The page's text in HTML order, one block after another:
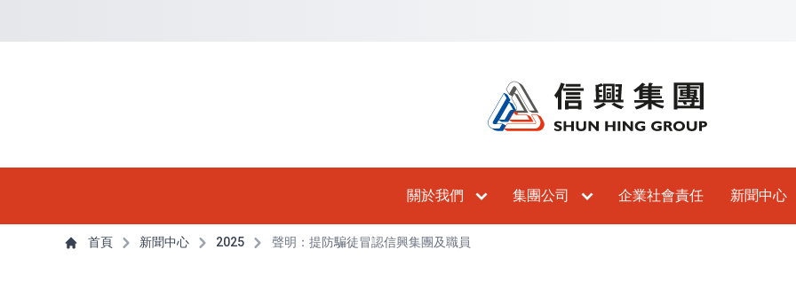
關於我們
集團公司 企業社會責任 新聞中心
首頁 新聞中心 2025 聲明：提防騙徒冒認信興集團及職員